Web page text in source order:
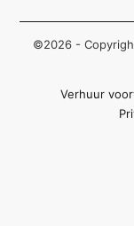
©2026 -
Verhuur